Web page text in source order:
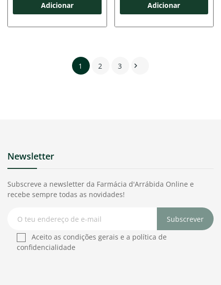
Adicionar Adicionar
1 2 3 
Newsletter
Subscreve a newsletter da Farmácia d'Arrábida Online e
recebe sempre todas as novidades!
Subscrever
Aceito as condições gerais e a política de
confidencialidade